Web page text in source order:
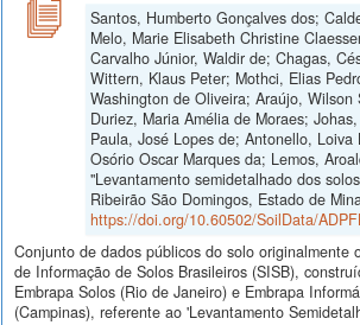
Santos, Humberto Gonçalves dos;
Melo, Marie Elisabeth Christine
Carvalho Júnior, Waldir de; Chagas,
Wittern, Klaus Peter; Mothci, Elias
Washington de Oliveira; Araújo, Wilson
Duriez, Maria Amélia de Moraes;
Paula, José Lopes de; Antonello, Loiva
Osório Oscar Marques da; Lemos,
"Levantamento semidetalhado dos
Ribeirão São Domingos, Estado de
https://doi.org/10.60502/SoilData/
Conjunto de dados públicos do solo originalmente
de Informação de Solos Brasileiros (SISB),
Embrapa Solos (Rio de Janeiro) e Embrapa
(Campinas), referente ao 'Levantamento